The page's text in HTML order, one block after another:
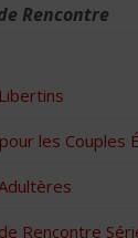
Rencontre
les Couples
Rencontre